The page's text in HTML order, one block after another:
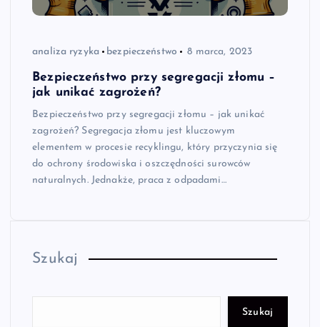
analiza ryzyka bezpieczeństwo 8 marca, 2023
Bezpieczeństwo przy segregacji złomu –
jak unikać zagrożeń?
Bezpieczeństwo przy segregacji złomu – jak unikać
zagrożeń? Segregacja złomu jest kluczowym
elementem w procesie recyklingu, który przyczynia się
do ochrony środowiska i oszczędności surowców
naturalnych. Jednakże, praca z odpadami…
Szukaj
Szukaj